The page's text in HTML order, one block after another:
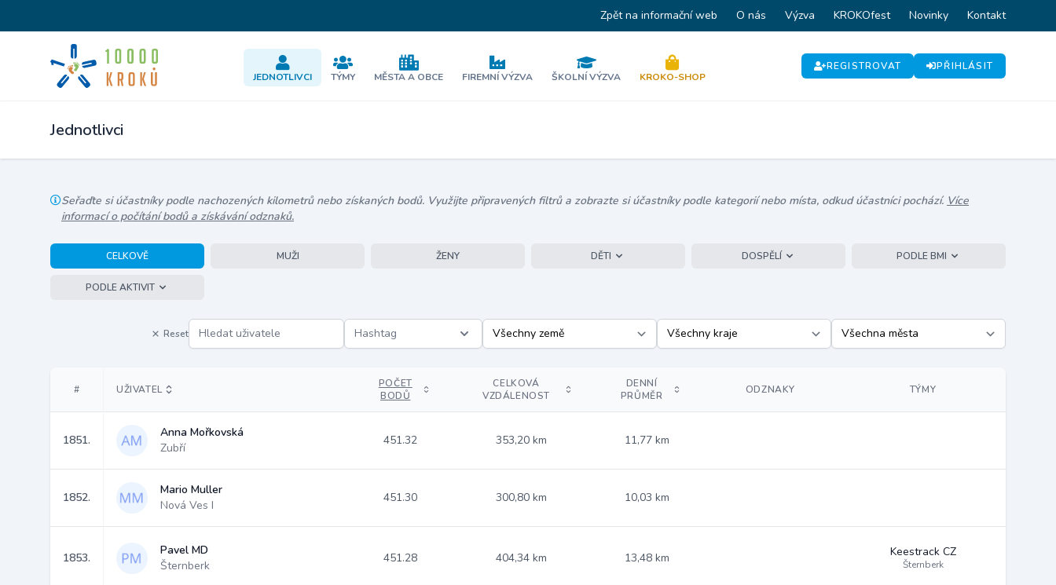
Zpět na informační web O nás Výzva KROKOfest Novinky Kontakt
JEDNOTLIVCI TÝMY MĚSTA A OBCE FIREMNÍ VÝZVA ŠKOLNÍ VÝZVA KROKO-SHOP
REGISTROVAT PŘIHLÁSIT
Jednotlivci
Seřaďte si účastníky podle nachozených kilometrů nebo získaných bodů. Využijte připravených filtrů a zobrazte si účastníky podle kategorií nebo místa, odkud účastníci pochází. Více
informací o počítání bodů a získávání odznaků.
CELKOVĚ MUŽI ŽENY DĚTI DOSPĚLÍ PODLE BMI
PODLE AKTIVIT
Reset Hashtag
# UŽIVATEL
POČET
BODŮ
CELKOVÁ
VZDÁLENOST
DENNÍ
PRŮMĚR
ODZNAKY TÝMY
1851.
Anna Mořkovská
Zubří
451.32 353,20 km 11,77 km
1852.
Mario Muller
Nová Ves I
451.30 300,80 km 10,03 km
1853.
Pavel MD
Šternberk
451.28 404,34 km 13,48 km Keestrack CZ
Šternberk